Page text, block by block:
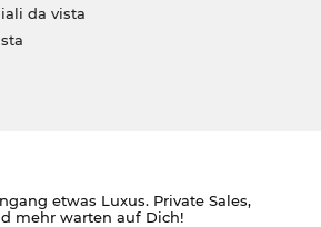
da vista
etwas Luxus. Private Sales,
mehr warten auf Dich!